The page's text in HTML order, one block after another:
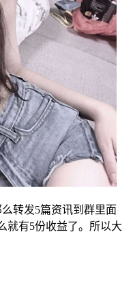
转发5篇资讯到群里面
就有5份收益了。所以大